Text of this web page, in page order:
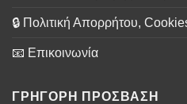
🔒 Πολιτική Απορρήτου,
📧 Επικοινωνία
ΓΡΗΓΟΡΗ ΠΡΟΣΒΑΣΗ